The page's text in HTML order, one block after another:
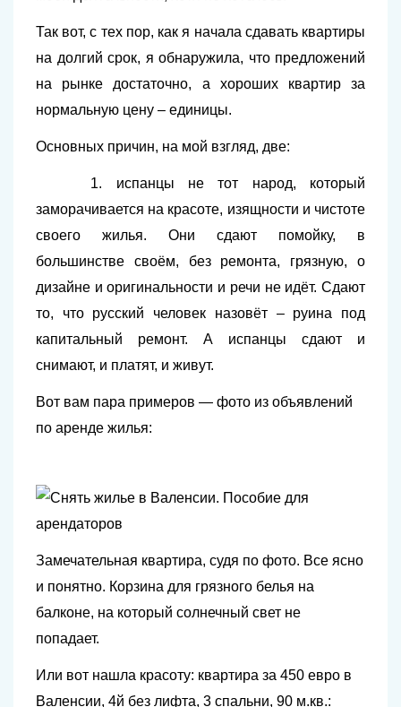
Так вот, с тех пор, как я начала сдавать квартиры
на долгий срок, я обнаружила, что предложений
на рынке достаточно, а хороших квартир за
нормальную цену – единицы.
Основных причин, на мой взгляд, две:
1. испанцы не тот народ, который
заморачивается на красоте, изящности и чистоте
своего жилья. Они сдают помойку, в
большинстве своём, без ремонта, грязную, о
дизайне и оригинальности и речи не идёт. Сдают
то, что русский человек назовёт – руина под
капитальный ремонт. А испанцы сдают и
снимают, и платят, и живут.
Вот вам пара примеров — фото из объявлений
по аренде жилья:
Замечательная квартира, судя по фото. Все ясно
и понятно. Корзина для грязного белья на
балконе, на который солнечный свет не
попадает.
Или вот нашла красоту: квартира за 450 евро в
Валенсии, 4й без лифта, 3 спальни, 90 м.кв.: